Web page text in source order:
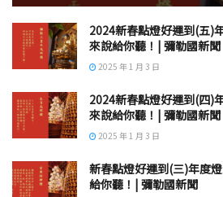
2024新春點燈好運到(五)
來說給你聽！| 彌勒國新聞
2025 年 1 月 3 日
2024新春點燈好運到(四)
來說給你聽！| 彌勒國新聞
2025 年 1 月 3 日
新春點燈好運到(三)年度
給你聽！| 彌勒國新聞